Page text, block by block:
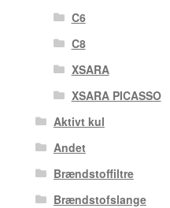
C6
C8
XSARA
XSARA PICASSO
Aktivt kul
Andet
Brændstoffiltre
Brændstofslange